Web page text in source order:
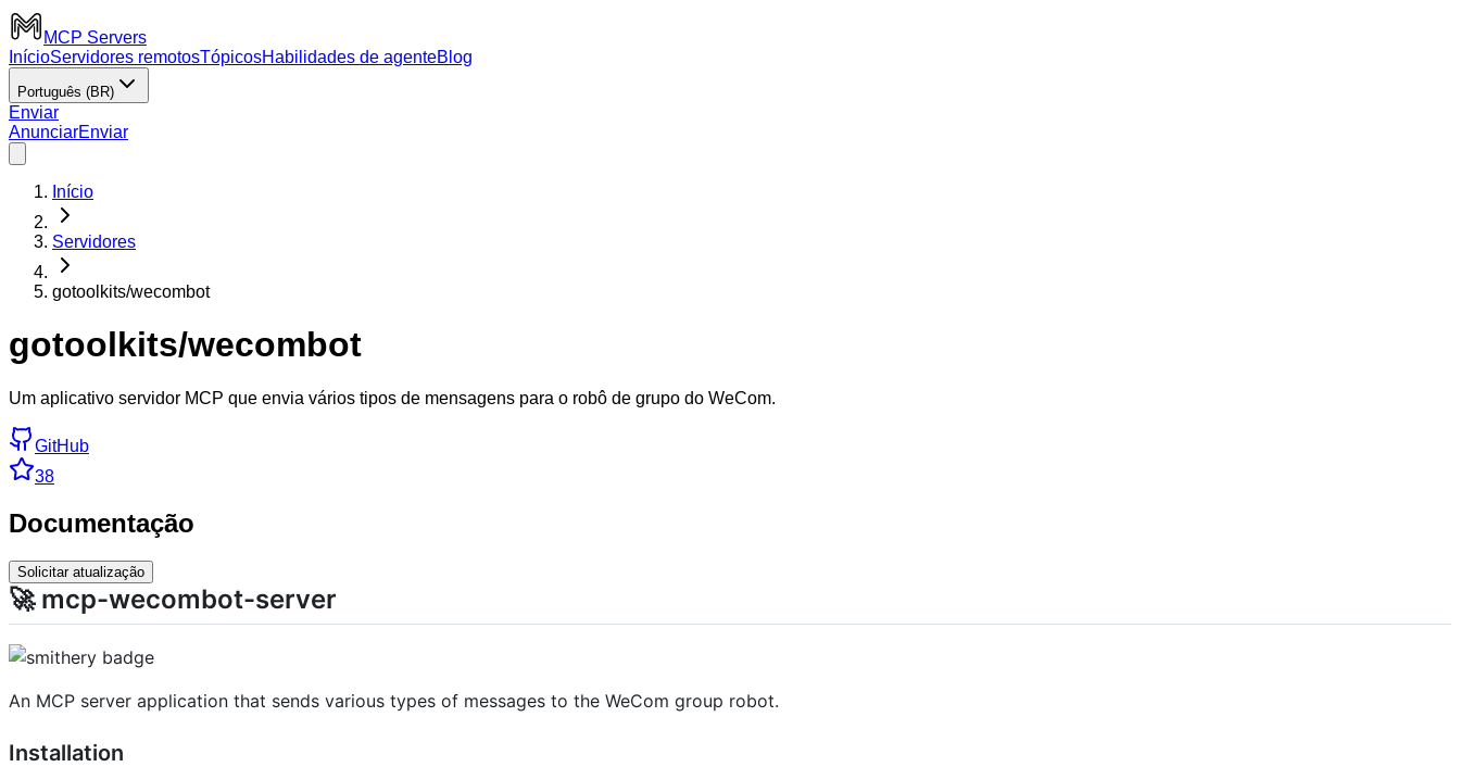
MCP Servers
InícioServidores remotosTópicosHabilidades de agenteBlog
Português (BR)
Enviar
AnunciarEnviar
Início
Servidores
gotoolkits/wecombot
gotoolkits/wecombot
Um aplicativo servidor MCP que envia vários tipos de mensagens para o robô de grupo do WeCom.
GitHub
38
Documentação
Solicitar atualização
🚀 mcp-wecombot-server
An MCP server application that sends various types of messages to the WeCom group robot.
Installation